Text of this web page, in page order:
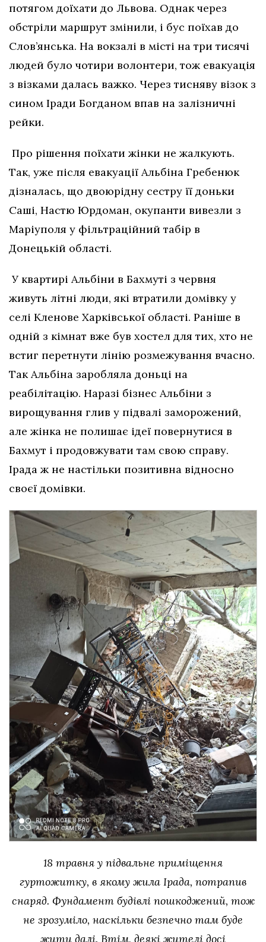
потягом доїхати до Львова. Однак через
обстріли маршрут змінили, і бус поїхав до
Слов’янська. На вокзалі в місті на три тисячі
людей було чотири волонтери, тож евакуація
з візками далась важко. Через тисняву візок з
сином Іради Богданом впав на залізничні
рейки.
Про рішення поїхати жінки не жалкують.
Так, уже після евакуації Альбіна Гребенюк
дізналась, що двоюрідну сестру її доньки
Саші, Настю Юрдоман, окупанти вивезли з
Маріуполя у фільтраційний табір в
Донецькій області.
У квартирі Альбіни в Бахмуті з червня
живуть літні люди, які втратили домівку у
селі Кленове Харківської області. Раніше в
одній з кімнат вже був хостел для тих, хто не
встиг перетнути лінію розмежування вчасно.
Так Альбіна заробляла доньці на
реабілітацію. Наразі бізнес Альбіни з
вирощування глив у підвалі заморожений,
але жінка не полишає ідеї повернутися в
Бахмут і продовжувати там свою справу.
Ірада ж не настільки позитивна відносно
своєї домівки.
18 травня у підвальне приміщення
гуртожитку, в якому жила Ірада, потрапив
снаряд. Фундамент будівлі пошкоджений, тож
не зрозуміло, наскільки безпечно там буде
жити далі. Втім, деякі жителі досі